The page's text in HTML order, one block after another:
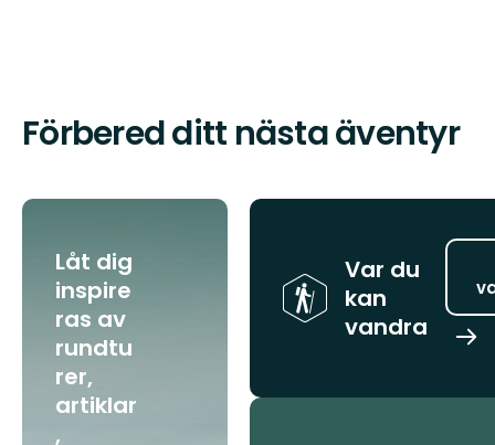
Förbered ditt nästa äventyr
Låt dig
inspire
ras av
rundtu
rer,
artiklar
,
Var du
kan
vandra